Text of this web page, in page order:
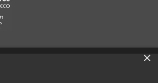
×